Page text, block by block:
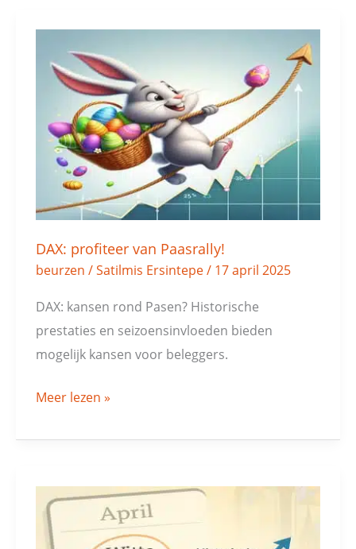
DAX: profiteer van Paasrally!
beurzen /Satilmis Ersintepe/ 17 april 2025
DAX: kansen rond Pasen? Historische
prestaties en seizoensinvloeden bieden
mogelijk kansen voor beleggers.
profiteer
Paasrally!
Meer lezen »
DAX:
stijging
op